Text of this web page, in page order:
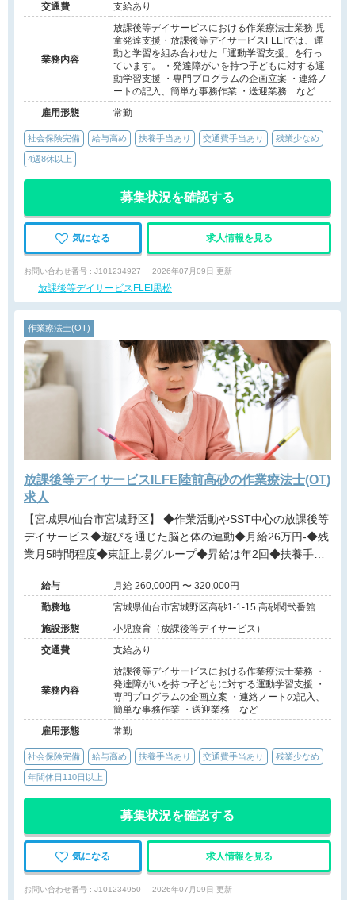
交通費
支給あり
業務内容
放課後等デイサービスにおける作業療法士業務 児
童発達支援・放課後等デイサービスFLEIでは、運
動と学習を組み合わせた「運動学習支援」を行っ
ています。 ・発達障がいを持つ子どもに対する運
動学習支援 ・専門プログラムの企画立案 ・連絡ノ
ートの記入、簡単な事務作業 ・送迎業務 など
雇用形態
常勤
社会保険完備 給与高め 扶養手当あり 交通費手当あり 残業少なめ
4週8休以上
募集状況を確認する
気になる 求人情報を見る
お問い合わせ番号 : J101234927 2026年07月09日 更新
放課後等デイサービスFLEI黒松
作業療法士(OT)
放課後等デイサービスILFE陸前高砂の作業療法士(OT)
求人
【宮城県/仙台市宮城野区】 ◆作業活動やSST中心の放課後等
デイサービス◆遊びを通じた脳と体の連動◆月給26万円-◆残
業月5時間程度◆東証上場グループ◆昇給は年2回◆扶養手当
給与
月給 260,000円 〜 320,000円
勤務地
宮城県仙台市宮城野区高砂1-1-15 高砂関弐番館
202
施設形態
小児療育（放課後等デイサービス）
交通費
支給あり
業務内容
放課後等デイサービスにおける作業療法士業務 ・
発達障がいを持つ子どもに対する運動学習支援 ・
専門プログラムの企画立案 ・連絡ノートの記入、
簡単な事務作業 ・送迎業務 など
雇用形態
常勤
社会保険完備 給与高め 扶養手当あり 交通費手当あり 残業少なめ
年間休日110日以上
募集状況を確認する
気になる 求人情報を見る
お問い合わせ番号 : J101234950 2026年07月09日 更新